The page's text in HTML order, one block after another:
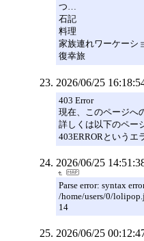
つ…
石記
料理
家族連れワーケーシ
復幸旅
2026/06/25
403 Error
現在、このページへ
詳しくは以下のペー
403ERRORというエ
2026/06/25
Parse error: syntax
/home/users/0/
14
2026/06/25